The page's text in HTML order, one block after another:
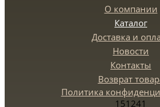
О компании
Каталог
Доставка и
Новости
Контакты
Возврат
Политика
151241